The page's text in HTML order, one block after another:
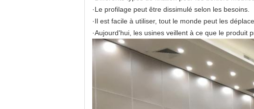
·Le profilage peut être dissimulé selon les besoins.
·Il est facile à utiliser, tout le monde peut les
·Aujourd'hui, les usines veillent à ce que le produit